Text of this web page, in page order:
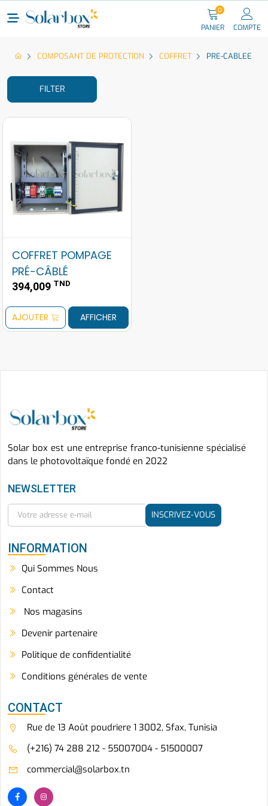
PANIER
0
COMPTE
COMPOSANT DE PROTECTION COFFRET PRE-CABLEE
FILTER
COFFRET POMPAGE
PRÉ-CÂBLÉ
394,009 TND
AJOUTER AFFICHER
Solar box est une entreprise franco-tunisienne spécialisé
dans le photovoltaïque fondé en 2022
NEWSLETTER
INSCRIVEZ-VOUS
INFORMATION
Qui Sommes Nous
Contact
Nos magasins
Devenir partenaire
Politique de confidentialité
Conditions générales de vente
CONTACT
Rue de 13 Août poudriere 1 3002, Sfax, Tunisia
(+216) 74 288 212 - 55007004 - 51500007
commercial@solarbox.tn